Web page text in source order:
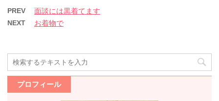
PREV 面談には黒着てます
NEXT お着物で
プロフィール